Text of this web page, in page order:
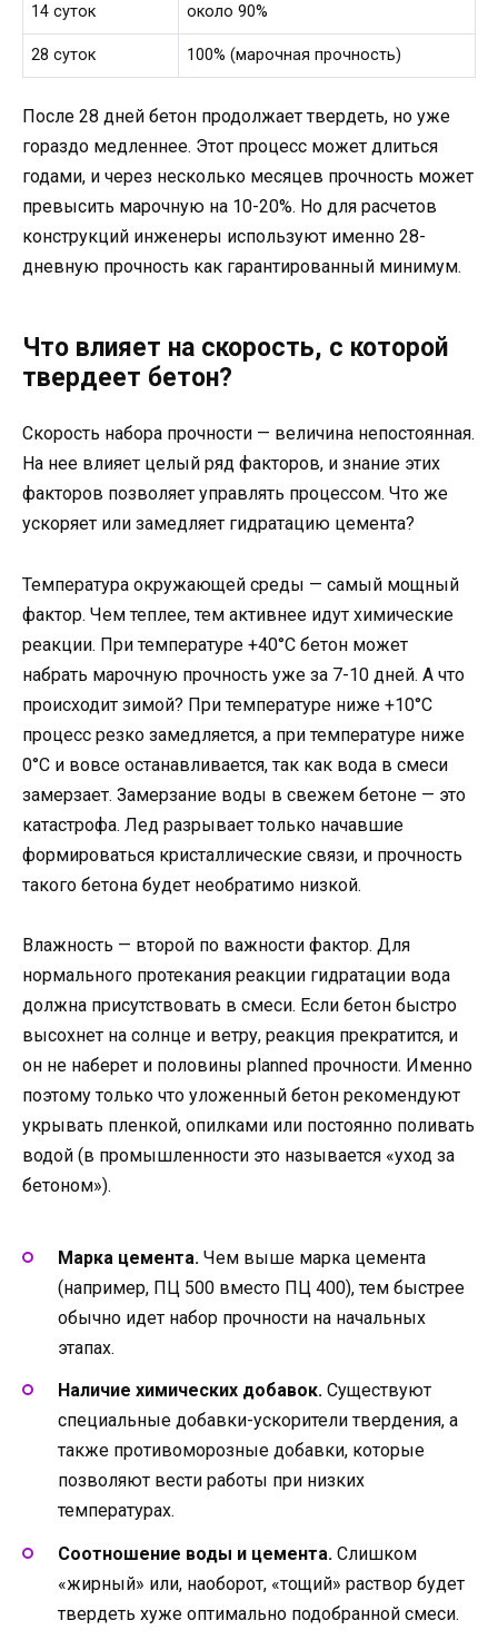
14 суток около 90%
28 суток 100% (марочная прочность)
После 28 дней бетон продолжает твердеть, но уже
гораздо медленнее. Этот процесс может длиться
годами, и через несколько месяцев прочность может
превысить марочную на 10-20%. Но для расчетов
конструкций инженеры используют именно 28-
дневную прочность как гарантированный минимум.
Что влияет на скорость, с которой
твердеет бетон?
Скорость набора прочности — величина непостоянная.
На нее влияет целый ряд факторов, и знание этих
факторов позволяет управлять процессом. Что же
ускоряет или замедляет гидратацию цемента?
Температура окружающей среды — самый мощный
фактор. Чем теплее, тем активнее идут химические
реакции. При температуре +40°C бетон может
набрать марочную прочность уже за 7-10 дней. А что
происходит зимой? При температуре ниже +10°C
процесс резко замедляется, а при температуре ниже
0°C и вовсе останавливается, так как вода в смеси
замерзает. Замерзание воды в свежем бетоне — это
катастрофа. Лед разрывает только начавшие
формироваться кристаллические связи, и прочность
такого бетона будет необратимо низкой.
Влажность — второй по важности фактор. Для
нормального протекания реакции гидратации вода
должна присутствовать в смеси. Если бетон быстро
высохнет на солнце и ветру, реакция прекратится, и
он не наберет и половины planned прочности. Именно
поэтому только что уложенный бетон рекомендуют
укрывать пленкой, опилками или постоянно поливать
водой (в промышленности это называется «уход за
бетоном»).
Марка цемента. Чем выше марка цемента
(например, ПЦ 500 вместо ПЦ 400), тем быстрее
обычно идет набор прочности на начальных
этапах.
Наличие химических добавок. Существуют
специальные добавки-ускорители твердения, а
также противоморозные добавки, которые
позволяют вести работы при низких
температурах.
Соотношение воды и цемента. Слишком
«жирный» или, наоборот, «тощий» раствор будет
твердеть хуже оптимально подобранной смеси.